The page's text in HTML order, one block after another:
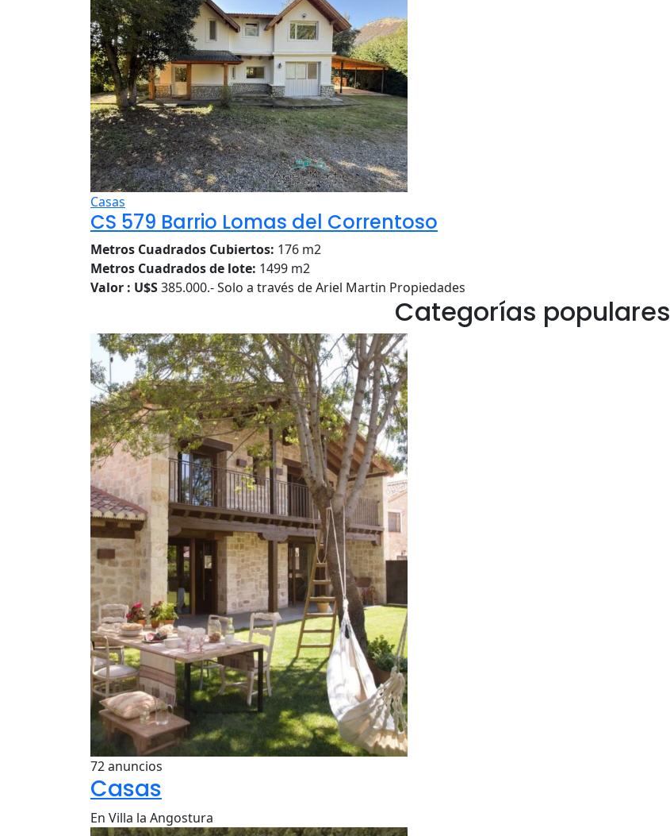
Casas
CS 579 Barrio Lomas del Correntoso
Metros Cuadrados Cubiertos: 176 m2
Metros Cuadrados de lote: 1499 m2
Valor : U$S385.000.- Solo a través de Ariel Martin Propiedades
Categorías populares
72 anuncios
Casas
En Villa la Angostura